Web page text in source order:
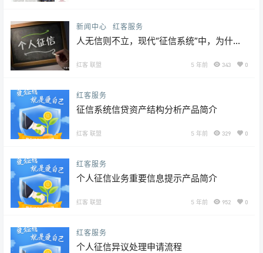
新闻中心 红客服务
人无信则不立，现代“征信系统”中，为什
红客 联盟 5 年前 343 0
红客服务
征信系统信贷资产结构分析产品简介
红客 联盟 5 年前 329 0
红客服务
个人征信业务重要信息提示产品简介
红客 联盟 5 年前 952 0
红客服务
个人征信异议处理申请流程